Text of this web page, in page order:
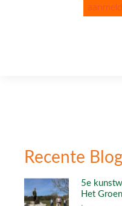
Recente
5e
Het